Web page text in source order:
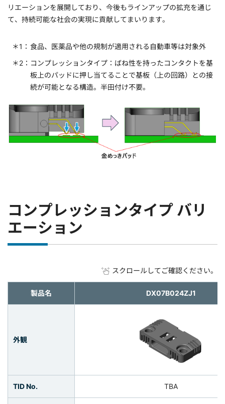
リエーションを展開しており、今後もラインアップの拡充を通じ
て、持続可能な社会の実現に貢献してまいります。
食品、医薬品や他の規制が適用される自動車等は対象外
コンプレッションタイプ：ばね性を持ったコンタクトを基
板上のパッドに押し当てることで基板（上の回路）との接
続が可能となる構造。半田付け不要。
コンプレッションタイプ バリ
エーション
スクロールしてご確認ください。
製品名 DX07B024ZJ1
外観
TID No. TBA